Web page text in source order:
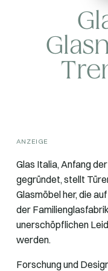
ANZEIGE
Glas Italia, Anfang
gegründet, stellt
Glasmöbel her, die
der
unerschöpflichen
werden.
Forschung und